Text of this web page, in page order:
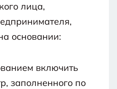
лица,
основании:
включить
заполненного по